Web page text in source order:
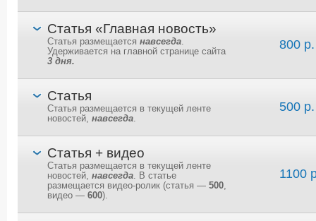
Статья «Главная новость»
Статья размещается навсегда.
Удерживается на главной странице сайта
3 дня.
800 р.
Статья
Статья размещается в текущей ленте
новостей, навсегда.
500 р.
Статья + видео
Статья размещается в текущей ленте
новостей, навсегда. В статье
размещается видео-ролик (статья — 500,
видео — 600).
1100